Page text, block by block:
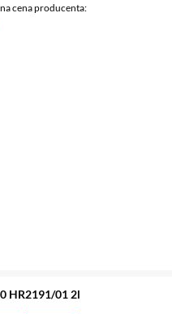
cena producenta:
HR2191/01 2l